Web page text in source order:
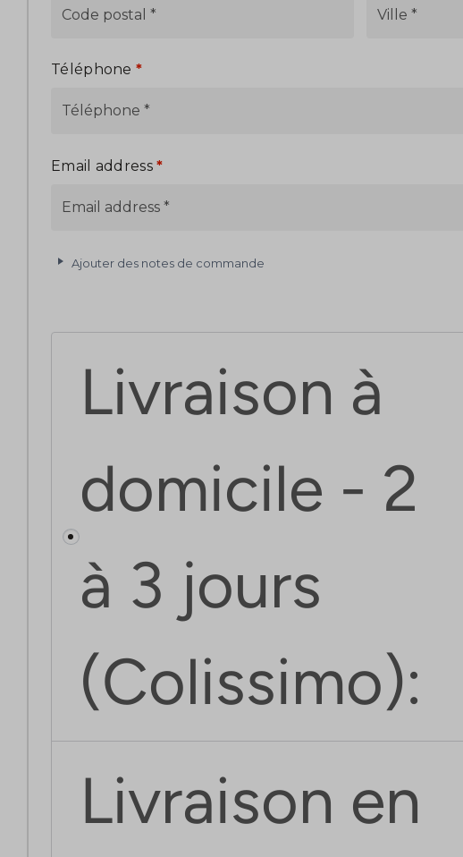
Téléphone *
Email address*
Ajouter des notes de commande
Livraison à
domicile - 2
à 3 jours
(Colissimo):
Livraison en